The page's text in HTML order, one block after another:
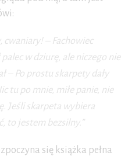
cwaniary! – Fachowiec
palec w dziurę, ale niczego nie
– Po prostu skarpety dały
tu po mnie, miłe panie, nie
Jeśli skarpeta wybiera
to jestem bezsilny.”
się książka pełna